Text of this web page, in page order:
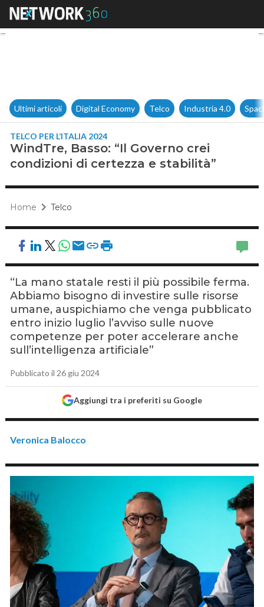
WindTre, Basso: “Il Governo
Ultimi articoli Digital Economy Telco Industria 4.0
TELCO PER L’ITALIA 2024
WindTre, Basso: “Il Governo crei
condizioni di certezza e stabilità”
Home Telco
“La mano statale resti il più possibile ferma.
Abbiamo bisogno di investire sulle risorse
umane, auspichiamo che venga pubblicato
entro inizio luglio l’avviso sulle nuove
competenze per poter accelerare anche
sull’intelligenza artificiale”
Pubblicato il 26 giu 2024
Aggiungi tra i preferiti su Google
Veronica Balocco